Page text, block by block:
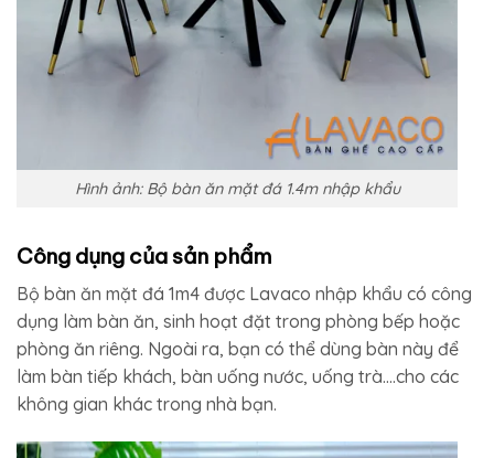
Hình ảnh: Bộ bàn ăn mặt đá 1.4m nhập khẩu
Công dụng của sản phẩm
Bộ bàn ăn mặt đá 1m4 được Lavaco nhập khẩu có công
dụng làm bàn ăn, sinh hoạt đặt trong phòng bếp hoặc
phòng ăn riêng. Ngoài ra, bạn có thể dùng bàn này để
làm bàn tiếp khách, bàn uống nước, uống trà….cho các
không gian khác trong nhà bạn.